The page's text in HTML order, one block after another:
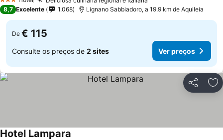
3 Estrelas
8,7 Excelente 1.068 Lignano Sabbiadoro, a 19.9 km de Aquileia
De € 115
Consulte os preços de 2 sites Ver preços
Partilhar
Hotel Lampara